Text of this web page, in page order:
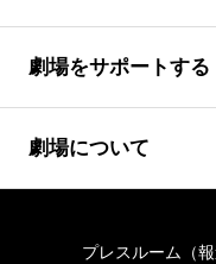
劇場をサポートする
劇場について
プレスルーム（